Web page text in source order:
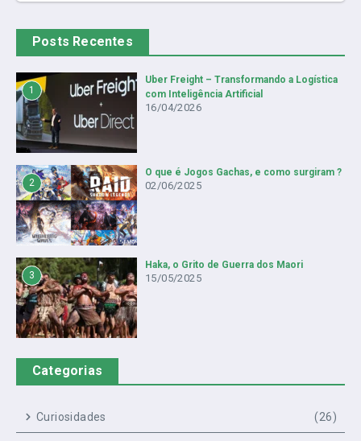
Posts Recentes
1
Uber Freight – Transformando a Logística
com Inteligência Artificial
16/04/2026
2
O que é Jogos Gachas, e como surgiram ?
02/06/2025
3
Haka, o Grito de Guerra dos Maori
15/05/2025
Categorias
Curiosidades (26)